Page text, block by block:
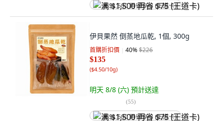
满 $1,500 再省 $75 (王道卡)
伊貝果然 倒蒸地瓜乾, 1個, 300g
首購折扣價 40%$226
$135
($4.50/10g)
明天 8/8 (六) 預計送達
(55)
满 $1,500 再省 $75 (王道卡)